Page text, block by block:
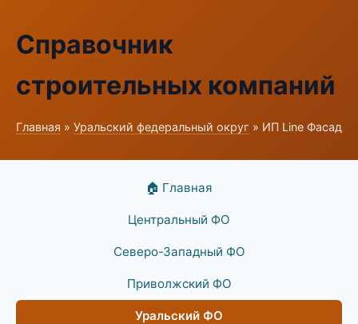
Справочник
строительных компаний
Главная » Уральский федеральный округ » ИП Line Фасад
🏠 Главная
Центральный ФО
Северо-Западный ФО
Приволжский ФО
Уральский ФО